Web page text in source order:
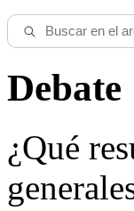
Debate
¿Qué